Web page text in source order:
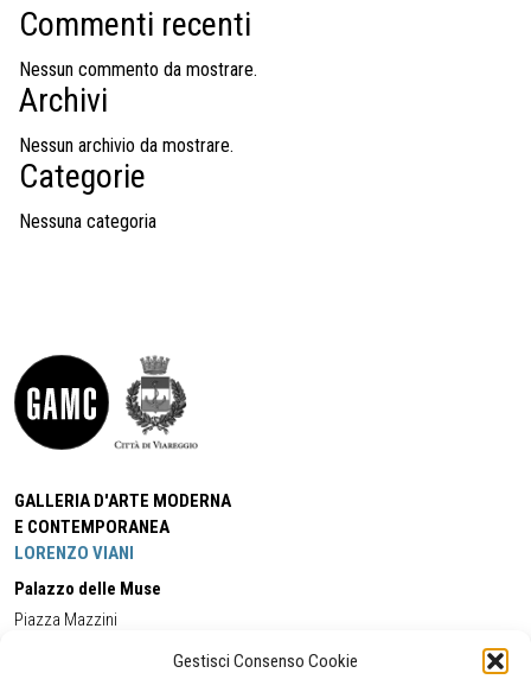
Gestisci Consenso Cookie
MOSTRE
EVENTI
PALAZZO DELLE MUSE
Commenti recenti
Nessun commento da mostrare.
Archivi
Nessun archivio da mostrare.
Categorie
Nessuna categoria
GALLERIA D'ARTE MODERNA
E CONTEMPORANEA
LORENZO VIANI
Palazzo delle Muse
Piazza Mazzini
Cell:+39 338 5714978 (orario apertura Galleria)